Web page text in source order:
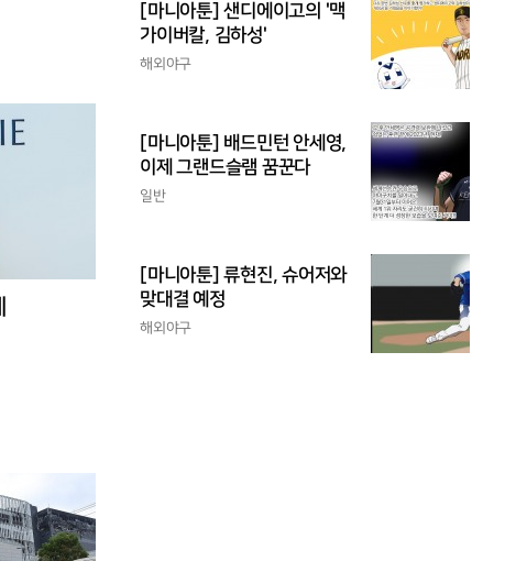
[마니아툰] 샌디에이고의 '맥
가이버칼, 김하성'
해외야구
[마니아툰] 배드민턴 안세영,
이제 그랜드슬램 꿈꾼다
일반
[마니아툰] 류현진, 슈어저와
맞대결 예정
해외야구